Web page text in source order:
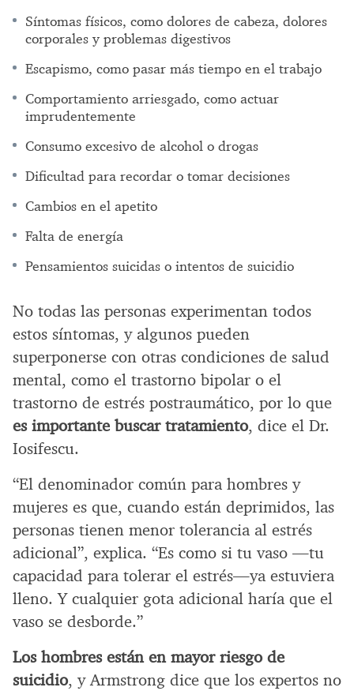
Síntomas físicos, como dolores de cabeza, dolores
corporales y problemas digestivos
Escapismo, como pasar más tiempo en el trabajo
Comportamiento arriesgado, como actuar
imprudentemente
Consumo excesivo de alcohol o drogas
Dificultad para recordar o tomar decisiones
Cambios en el apetito
Falta de energía
Pensamientos suicidas o intentos de suicidio
No todas las personas experimentan todos
estos síntomas, y algunos pueden
superponerse con otras condiciones de salud
mental, como el trastorno bipolar o el
trastorno de estrés postraumático, por lo que
es importante buscar tratamiento, dice el Dr.
Iosifescu.
“El denominador común para hombres y
mujeres es que, cuando están deprimidos, las
personas tienen menor tolerancia al estrés
adicional”, explica. “Es como si tu vaso —tu
capacidad para tolerar el estrés—ya estuviera
lleno. Y cualquier gota adicional haría que el
vaso se desborde.”
Los hombres están en mayor riesgo de
suicidio, y Armstrong dice que los expertos no